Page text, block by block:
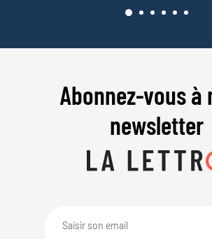
Abonnez-vous à
newsletter